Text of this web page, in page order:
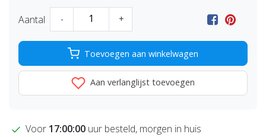
Aantal - +
Toevoegen aan winkelwagen
Aan verlanglijst toevoegen
Voor 17:00:00 uur besteld, morgen in huis